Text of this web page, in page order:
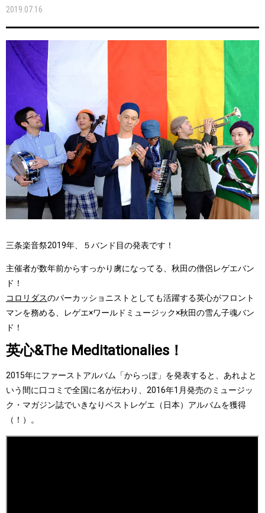
2019.07.16
三条楽音祭2019年、５バンド目の発表です！
主催者が数年前からすっかり虜になってる、秋田の僧侶レゲエバン
ド！
コロリダスのパーカッショニストとしても活躍する英心がフロント
マンを務める、レゲエ×ワールドミュージック×秋田の雪ん子魂バン
ド！
英心&The Meditationalies！
2015年にファーストアルバム「からっぽ」を発表すると、あれよと
いう間に口コミで全国に名が伝わり、2016年1月発売のミュージッ
ク・マガジン誌でいきなりベストレゲエ（日本）アルバムを獲得
（！）。